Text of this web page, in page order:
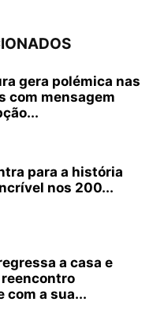
gera polémica nas
com mensagem
para a história
nos 200...
a casa e
com a sua...